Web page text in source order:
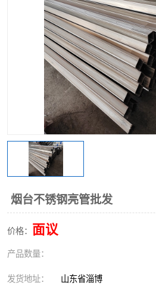
烟台不锈钢亮管批发
价格： 面议
产品数量：
发货地址： 山东省淄博
不锈钢阀门
不锈钢扁钢